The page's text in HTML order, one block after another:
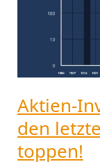
Aktien-
den
toppen!